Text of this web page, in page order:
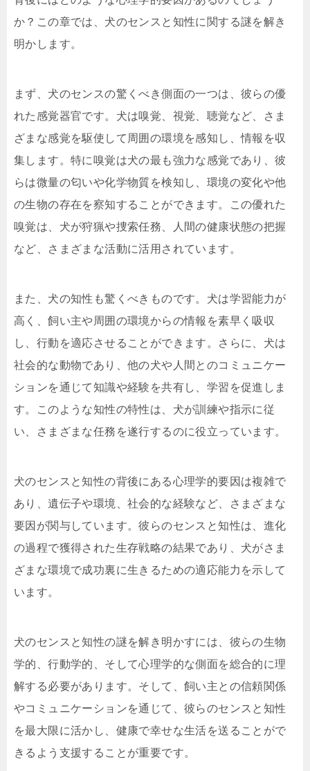
か？この章では、犬のセンスと知性に関する謎を解き
明かします。
まず、犬のセンスの驚くべき側面の一つは、彼らの優
れた感覚器官です。犬は嗅覚、視覚、聴覚など、さま
ざまな感覚を駆使して周囲の環境を感知し、情報を収
集します。特に嗅覚は犬の最も強力な感覚であり、彼
らは微量の匂いや化学物質を検知し、環境の変化や他
の生物の存在を察知することができます。この優れた
嗅覚は、犬が狩猟や捜索任務、人間の健康状態の把握
など、さまざまな活動に活用されています。
また、犬の知性も驚くべきものです。犬は学習能力が
高く、飼い主や周囲の環境からの情報を素早く吸収
し、行動を適応させることができます。さらに、犬は
社会的な動物であり、他の犬や人間とのコミュニケー
ションを通じて知識や経験を共有し、学習を促進しま
す。このような知性の特性は、犬が訓練や指示に従
い、さまざまな任務を遂行するのに役立っています。
犬のセンスと知性の背後にある心理学的要因は複雑で
あり、遺伝子や環境、社会的な経験など、さまざまな
要因が関与しています。彼らのセンスと知性は、進化
の過程で獲得された生存戦略の結果であり、犬がさま
ざまな環境で成功裏に生きるための適応能力を示して
います。
犬のセンスと知性の謎を解き明かすには、彼らの生物
学的、行動学的、そして心理学的な側面を総合的に理
解する必要があります。そして、飼い主との信頼関係
やコミュニケーションを通じて、彼らのセンスと知性
を最大限に活かし、健康で幸せな生活を送ることがで
きるよう支援することが重要です。